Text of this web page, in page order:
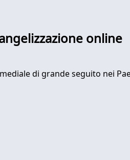
online
di grande seguito nei